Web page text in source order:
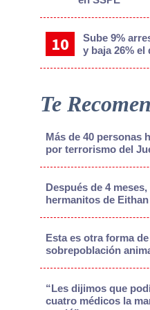
Sube 9%
y baja 26%
Te
Más de 40 personas
por terrorismo del
Después de 4
hermanitos de
Esta es otra forma
sobrepoblación
“Les dijimos que
cuatro médicos la